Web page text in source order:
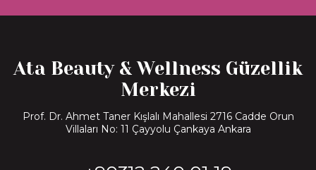
Ata Beauty & Wellness Güzellik
Merkezi
Prof. Dr. Ahmet Taner Kışlalı Mahallesi 2716 Cadde Orun
Villaları No: 11 Çayyolu Çankaya Ankara